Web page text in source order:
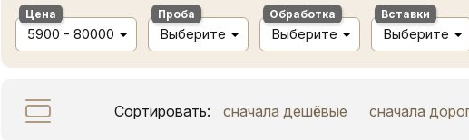
Цена
5900 - 80000
Проба
Выберите
Обработка
Выберите
Вставки
Выберите
Сортировать: сначала дешёвые сначала